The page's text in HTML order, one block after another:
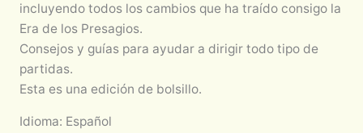
incluyendo todos los cambios que ha traído consigo la
Era de los Presagios.
Consejos y guías para ayudar a dirigir todo tipo de
partidas.
Esta es una edición de bolsillo.
Idioma: Español